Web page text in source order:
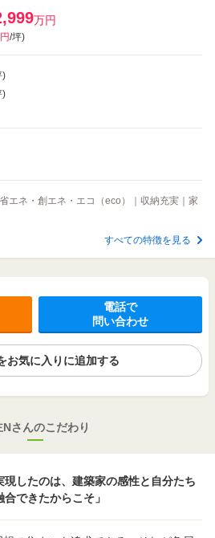
万円
/坪)
)
)
エネ・創エネ・エコ（eco）｜収納充実｜家
すべての特徴を見る
電話で
問い合わせ
お気に入りに追加する
Nさんのこだわり
現したのは、建築家の感性と自分たち
できたからこそ」